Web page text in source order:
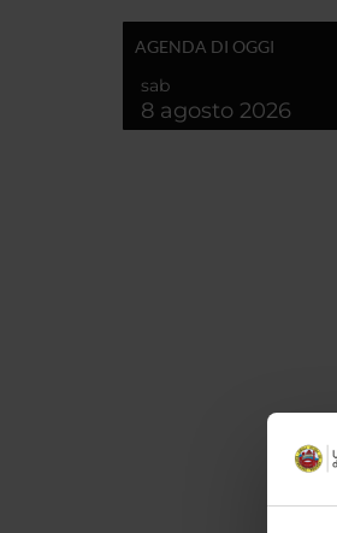
AGENDA DI OGGI
sab
8 agosto 2026